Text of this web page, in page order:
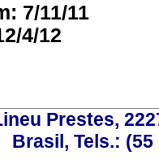
7/11/11
4/12
Prestes,
Brasil, Tels.: (55